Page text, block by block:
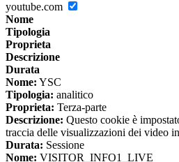
youtube.com
Nome
Tipologia
Proprieta
Descrizione
Durata
Nome: YSC
Tipologia: analitico
Proprieta: Terza-parte
Descrizione: Questo cookie è
traccia delle visualizzazioni dei video
Durata: Sessione
Nome: VISITOR_INFO1_LIVE